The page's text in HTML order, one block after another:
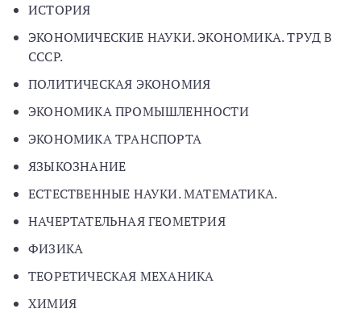
ИСТОРИЯ
ЭКОНОМИЧЕСКИЕ НАУКИ. ЭКОНОМИКА. ТРУД В
СССР.
ПОЛИТИЧЕСКАЯ ЭКОНОМИЯ
ЭКОНОМИКА ПРОМЫШЛЕННОСТИ
ЭКОНОМИКА ТРАНСПОРТА
ЯЗЫКОЗНАНИЕ
ЕСТЕСТВЕННЫЕ НАУКИ. МАТЕМАТИКА.
НАЧЕРТАТЕЛЬНАЯ ГЕОМЕТРИЯ
ФИЗИКА
ТЕОРЕТИЧЕСКАЯ МЕХАНИКА
ХИМИЯ